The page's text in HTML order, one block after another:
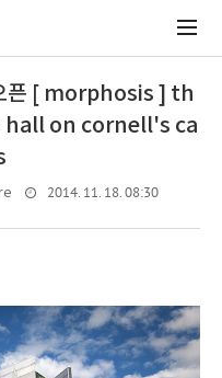
픈 [ morphosis ] th
on cornell's ca
2014. 11. 18. 08:30